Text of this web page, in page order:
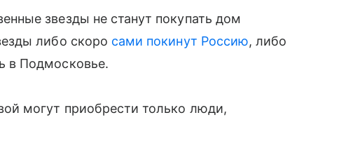
звезды не станут покупать дом
либо скоро сами покинут Россию, либо
в Подмосковье.
могут приобрести только люди,